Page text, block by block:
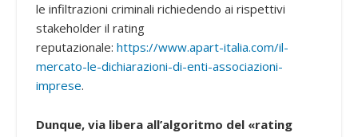
le infiltrazioni criminali richiedendo ai rispettivi
stakeholder il rating
reputazionale: https://www.apart-italia.com/il-
mercato-le-dichiarazioni-di-enti-associazioni-
imprese.
Dunque, via libera all’algoritmo del «rating